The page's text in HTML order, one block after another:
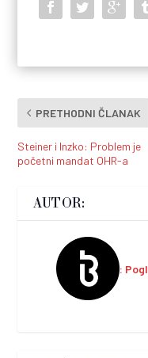
PRETHODNI ČLANAK
Steiner i Inzko: Problem je
početni mandat OHR-a
AUTOR: